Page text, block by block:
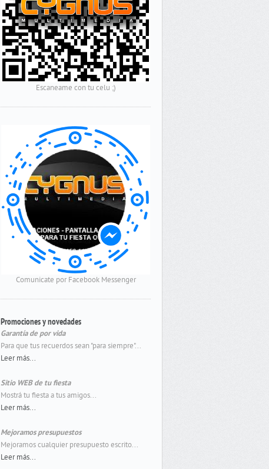
Escaneame con tu celu ;)
Comunicate por Facebook Messenger
Promociones y novedades
Garantía de por vida
Para que tus recuerdos sean "para siempre"...
Leer más...
Sitio WEB de tu fiesta
Mostrá tu fiesta a tus amigos...
Leer más...
Mejoramos presupuestos
Mejoramos cualquier presupuesto escrito...
Leer más...